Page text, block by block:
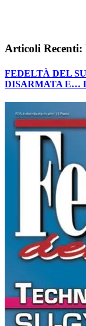
Articoli Recenti:
FEDELTÀ DEL
DISARMATA E…